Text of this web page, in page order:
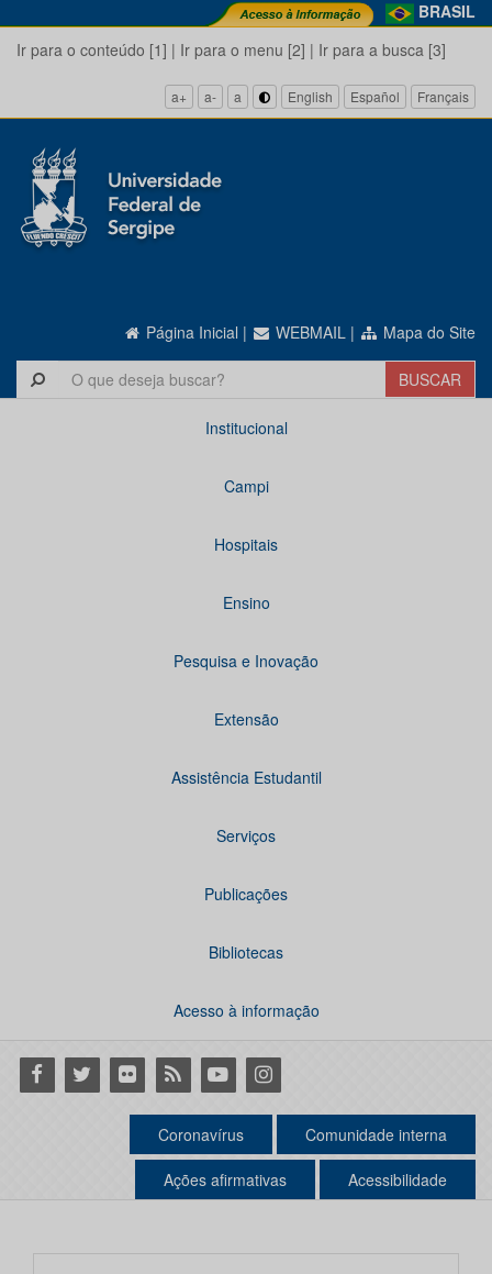
BRASIL
Ir para o conteúdo [1] | Ir para o menu [2] | Ir para a busca [3]
a+ a- a English Español Français
Página Inicial | WEBMAIL | Mapa do Site
Institucional
Campi
Hospitais
Ensino
Pesquisa e Inovação
Extensão
Assistência Estudantil
Serviços
Publicações
Bibliotecas
Acesso à informação
Facebook
Twitter Flickr RSS YoutubeInstagram
Coronavírus Comunidade interna
Ações afirmativas Acessibilidade